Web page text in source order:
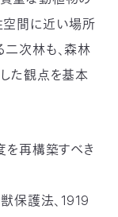
空間に近い場所
次林も、森林
た観点を基本
再構築すべき
保護法、1919